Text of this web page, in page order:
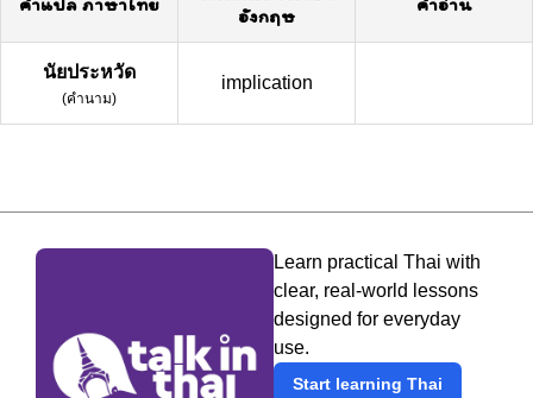
อังกฤษ
นัยประหวัด
(คำนาม)
implication
Learn practical Thai with
clear, real-world lessons
designed for everyday
use.
Start learning Thai